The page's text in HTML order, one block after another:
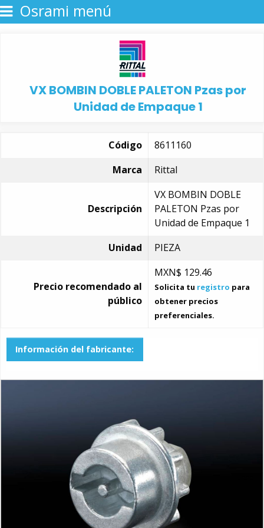
Osrami menú
VX BOMBIN DOBLE PALETON Pzas por
Unidad de Empaque 1
Código
8611160
Marca
Rittal
Descripción
VX BOMBIN DOBLE
PALETON Pzas por
Unidad de Empaque 1
Unidad
PIEZA
Precio recomendado al
público
MXN$ 129.46
Solicita tu registro para
obtener precios
preferenciales.
Información del fabricante: